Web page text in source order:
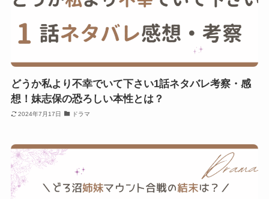
どうか私より不幸でいて下さい1話ネタバレ考察・感
想！妹志保の恐ろしい本性とは？
2024年7月17日 ドラマ